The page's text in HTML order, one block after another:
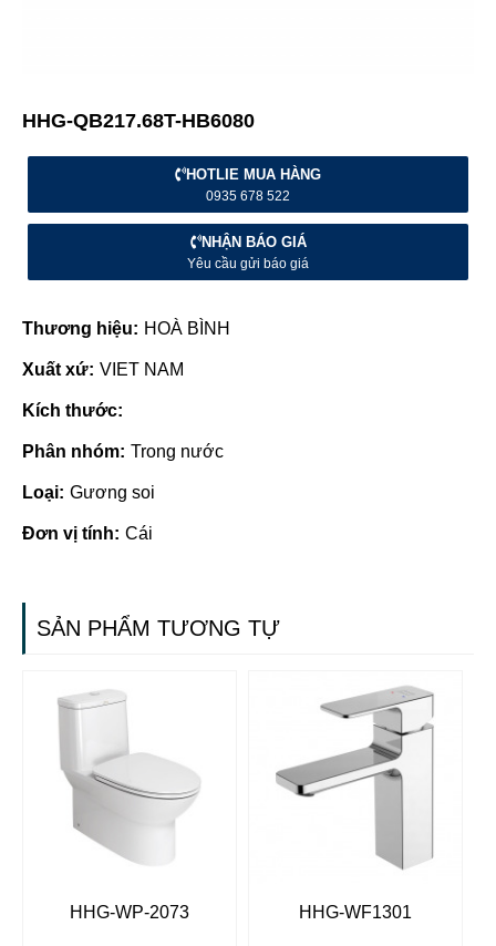
HHG-QB217.68T-HB6080
HOTLIE MUA HÀNG
0935 678 522
NHẬN BÁO GIÁ
Yêu cầu gửi báo giá
Thương hiệu: HOÀ BÌNH
Xuất xứ: VIET NAM
Kích thước:
Phân nhóm: Trong nước
Loại: Gương soi
Đơn vị tính: Cái
SẢN PHẨM TƯƠNG TỰ
HHG-WP-2073 HHG-WF1301